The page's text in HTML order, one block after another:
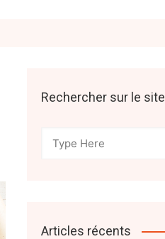
Rechercher sur le site
Articles récents